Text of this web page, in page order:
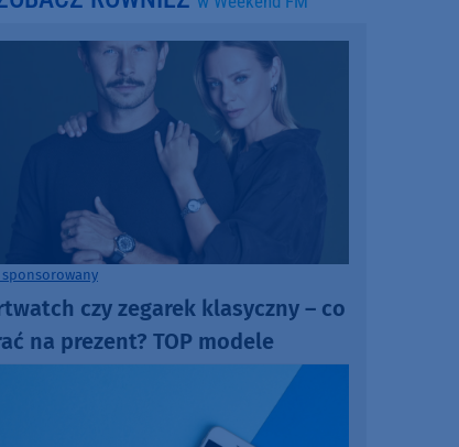
sponsorowany
czy zegarek klasyczny – co
na prezent? TOP modele